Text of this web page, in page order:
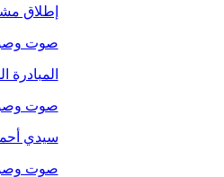
إطلاق
صوت
صوت
سيدي
صوت